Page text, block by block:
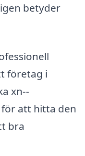
betyder
företag i
xn--
att hitta den
bra